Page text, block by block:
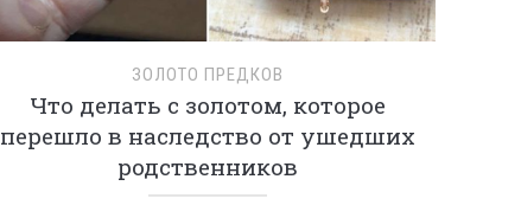
ЗОЛОТО ПРЕДКОВ
Что делать с золотом, которое
перешло в наследство от ушедших
родственников